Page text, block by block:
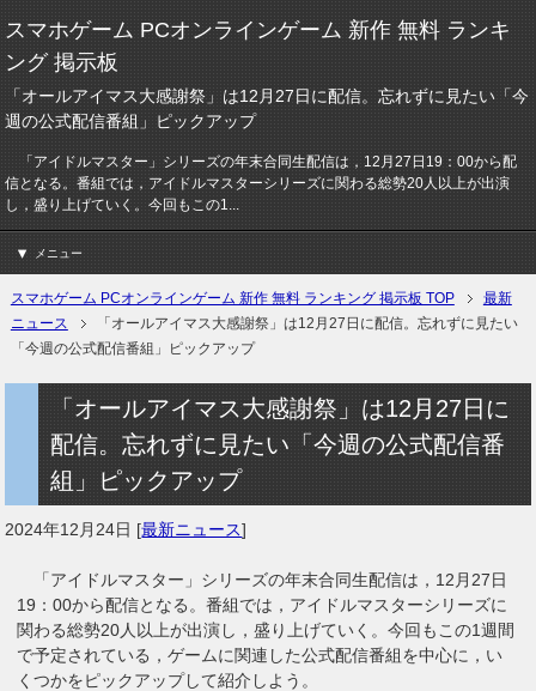
スマホゲーム PCオンラインゲーム 新作 無料 ランキ
ング 掲示板
「オールアイマス大感謝祭」は12月27日に配信。忘れずに見たい「今
週の公式配信番組」ピックアップ
「アイドルマスター」シリーズの年末合同生配信は，12月27日19：00から配
信となる。番組では，アイドルマスターシリーズに関わる総勢20人以上が出演
し，盛り上げていく。今回もこの1...
メニュー
スマホゲーム PCオンラインゲーム 新作 無料 ランキング 掲示板 TOP
最新
ニュース
「オールアイマス大感謝祭」は12月27日に配信。忘れずに見たい
「今週の公式配信番組」ピックアップ
「オールアイマス大感謝祭」は12月27日に
配信。忘れずに見たい「今週の公式配信番
組」ピックアップ
2024年12月24日 [最新ニュース]
「アイドルマスター」シリーズの年末合同生配信は，12月27日
19：00から配信となる。番組では，アイドルマスターシリーズに
関わる総勢20人以上が出演し，盛り上げていく。今回もこの1週間
で予定されている，ゲームに関連した公式配信番組を中心に，い
くつかをピックアップして紹介しよう。